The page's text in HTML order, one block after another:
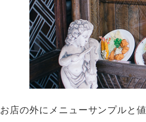
お店の外にメニューサンプルと